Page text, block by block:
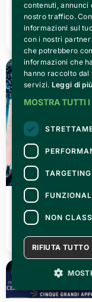
Canelli città del
LEGGI TUTTO
GIOVEDÌ 02 LUGLIO
AGRISHOW
LEGGI TUTTO
contenuti, annunci
nostro traffico.
informazioni sul
con i nostri
che potrebbero
informazioni che
hanno raccolto
servizi. Leggi di più
MOSTRA TUTTI I
TARGETING
NON
RIFIUTA TUTTO